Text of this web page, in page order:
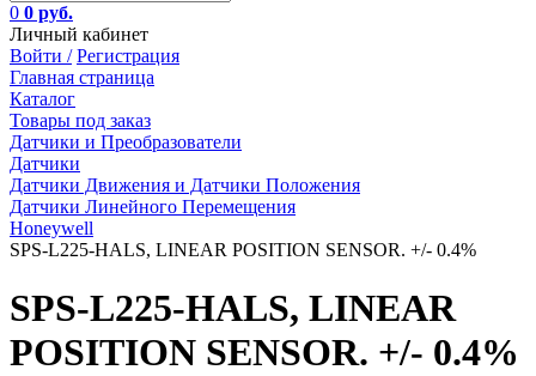
0 0 руб.
Личный кабинет
Войти / Регистрация
Главная страница
Каталог
Товары под заказ
Датчики и Преобразователи
Датчики
Датчики Движения и Датчики Положения
Датчики Линейного Перемещения
Honeywell
SPS-L225-HALS, LINEAR POSITION SENSOR. +/- 0.4%
SPS-L225-HALS, LINEAR
POSITION SENSOR. +/- 0.4%